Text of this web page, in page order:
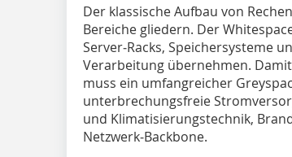
Der klassische Aufbau von
Bereiche gliedern. Der
Server‑Racks, Speichersysteme
Verarbeitung übernehmen.
muss ein umfangreicher
unterbrechungsfreie
und Klimatisierungstechnik,
Netzwerk‑Backbone.